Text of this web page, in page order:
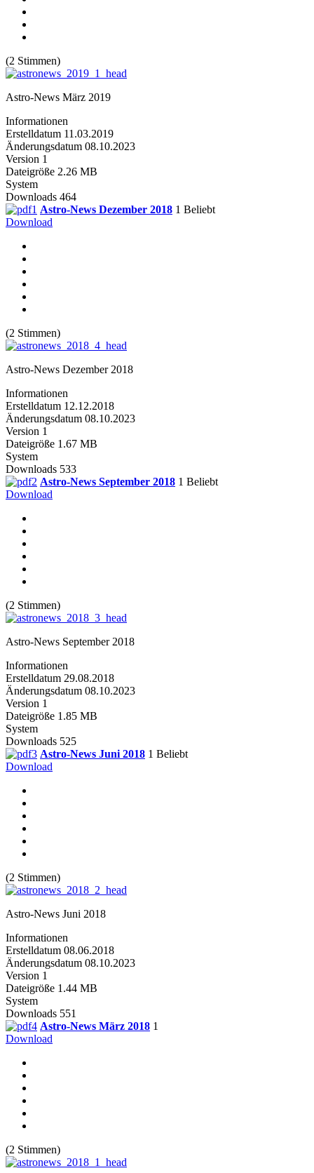
(2 Stimmen)
Astro-News März 2019
Informationen
Erstelldatum 11.03.2019
Änderungsdatum 08.10.2023
Version 1
Dateigröße 2.26 MB
System
Downloads 464
Astro-News Dezember 2018 1 Beliebt
Download
(2 Stimmen)
Astro-News Dezember 2018
Informationen
Erstelldatum 12.12.2018
Änderungsdatum 08.10.2023
Version 1
Dateigröße 1.67 MB
System
Downloads 533
Astro-News September 2018 1 Beliebt
Download
(2 Stimmen)
Astro-News September 2018
Informationen
Erstelldatum 29.08.2018
Änderungsdatum 08.10.2023
Version 1
Dateigröße 1.85 MB
System
Downloads 525
Astro-News Juni 2018 1 Beliebt
Download
(2 Stimmen)
Astro-News Juni 2018
Informationen
Erstelldatum 08.06.2018
Änderungsdatum 08.10.2023
Version 1
Dateigröße 1.44 MB
System
Downloads 551
Astro-News März 2018 1
Download
(2 Stimmen)